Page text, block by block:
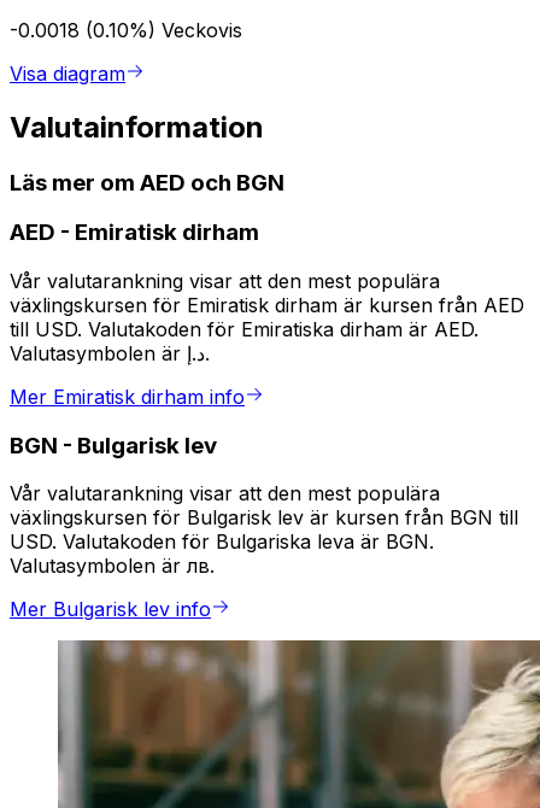
-0.0018 (0.10%) Veckovis
Visa diagram
Valutainformation
Läs mer om AED och BGN
AED - Emiratisk dirham
Vår valutarankning visar att den mest populära
växlingskursen för Emiratisk dirham är kursen från AED
till USD. Valutakoden för Emiratiska dirham är AED.
Valutasymbolen är د.إ.
Mer Emiratisk dirham info
BGN - Bulgarisk lev
Vår valutarankning visar att den mest populära
växlingskursen för Bulgarisk lev är kursen från BGN till
USD. Valutakoden för Bulgariska leva är BGN.
Valutasymbolen är лв.
Mer Bulgarisk lev info